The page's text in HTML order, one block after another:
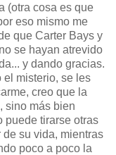
(otra cosa es que
eso mismo me
que Carter Bays y
se hayan atrevido
y dando gracias.
el misterio, se les
creo que la
sino más bien
puede tirarse otras
su vida, mientras
poco a poco la